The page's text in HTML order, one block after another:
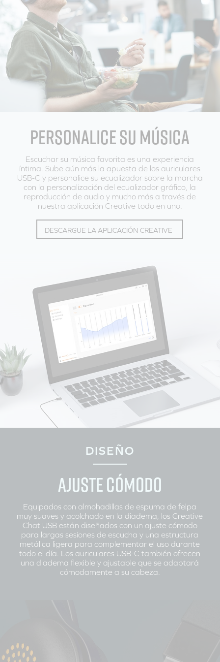
PERSONALICE SU MÚSICA
Escuchar su música favorita es una experiencia
íntima. Sube aún más la apuesta de los auriculares
USB-C y personalice su ecualizador sobre la marcha
con la personalización del ecualizador gráfico, la
reproducción de audio y mucho más a través de
nuestra aplicación Creative todo en uno.
DESCARGUE LA APLICACIÓN CREATIVE
DISEÑO
AJUSTE CÓMODO
Equipados con almohadillas de espuma de felpa
muy suaves y acolchado en la diadema, los Creative
Chat USB están diseñados con un ajuste cómodo
para largas sesiones de escucha y una estructura
metálica ligera para complementar el uso durante
todo el día. Los auriculares USB-C también ofrecen
una diadema flexible y ajustable que se adaptará
cómodamente a su cabeza.